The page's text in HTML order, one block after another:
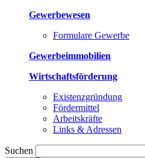
Gewerbewesen
Formulare Gewerbe
Gewerbeimmobilien
Wirtschaftsförderung
Existenzgründung
Fördermittel
Arbeitskräfte
Links & Adressen
Suchen